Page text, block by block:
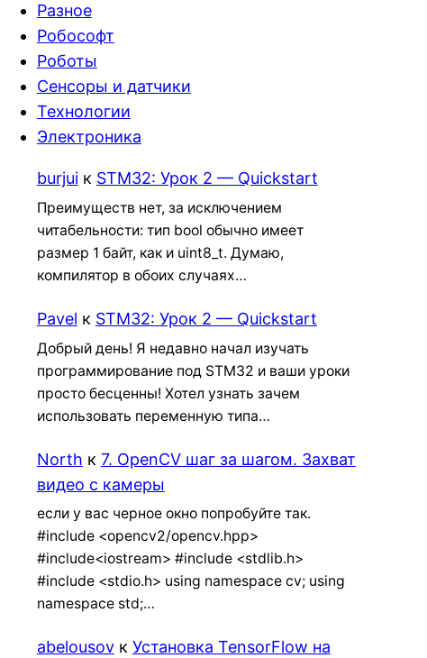
Разное
Робософт
Роботы
Сенсоры и датчики
Технологии
Электроника
burjuiк STM32: Урок 2 — Quickstart
Преимуществ нет, за исключением
читабельности: тип bool обычно имеет
размер 1 байт, как и uint8_t. Думаю,
компилятор в обоих случаях…
Pavel к STM32: Урок 2 — Quickstart
Добрый день! Я недавно начал изучать
программирование под STM32 и ваши уроки
просто бесценны! Хотел узнать зачем
использовать переменную типа…
North к 7. OpenCV шаг за шагом. Захват
видео с камеры
если у вас черное окно попробуйте так.
#include <opencv2/opencv.hpp>
#include<iostream> #include <stdlib.h>
#include <stdio.h> using namespace cv; using
namespace std;…
abelousovк Установка TensorFlow на